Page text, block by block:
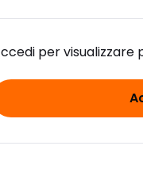
per visualizzare